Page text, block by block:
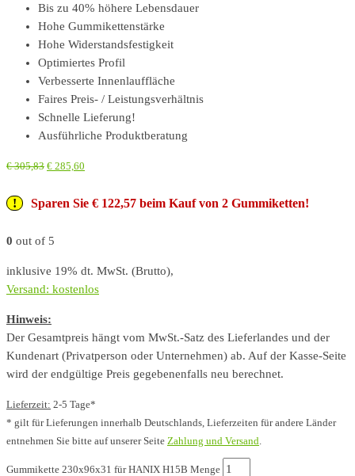
Bis zu 40% höhere Lebensdauer
Hohe Gummikettenstärke
Hohe Widerstandsfestigkeit
Optimiertes Profil
Verbesserte Innenlauffläche
Faires Preis- / Leistungsverhältnis
Schnelle Lieferung!
Ausführliche Produktberatung
€305,83 € 285,60
Sparen Sie € 122,57 beim Kauf von 2 Gummiketten!
0 out of 5
inklusive 19% dt. MwSt. (Brutto),
Versand: kostenlos
Hinweis:
Der Gesamtpreis hängt vom MwSt.-Satz des Lieferlandes und der
Kundenart (Privatperson oder Unternehmen) ab. Auf der Kasse-Seite
wird der endgültige Preis gegebenenfalls neu berechnet.
Lieferzeit: 2-5 Tage*
* gilt für Lieferungen innerhalb Deutschlands, Lieferzeiten für andere Länder
entnehmen Sie bitte auf unserer Seite Zahlung und Versand
Gummikette 230x96x31 für HANIX H15B Menge